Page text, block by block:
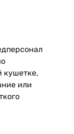
кушетке,
или